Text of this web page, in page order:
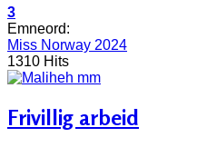
3
Emneord:
Miss Norway 2024
1310 Hits
Frivillig arbeid